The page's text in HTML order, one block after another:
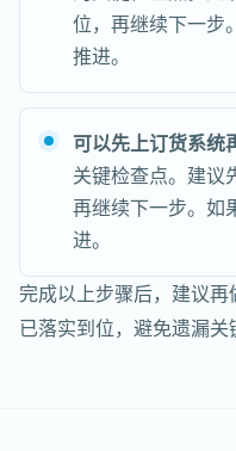
位，再继续下一步
推进。
可以先上订货系统
关键检查点。建议
再继续下一步。如
进。
完成以上步骤后，建议
已落实到位，避免遗漏关